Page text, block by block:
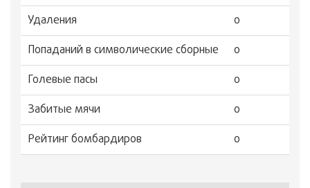
Удаления
0
Попаданий в символические сборные
0
Голевые пасы
0
Забитые мячи
0
Рейтинг бомбардиров
0